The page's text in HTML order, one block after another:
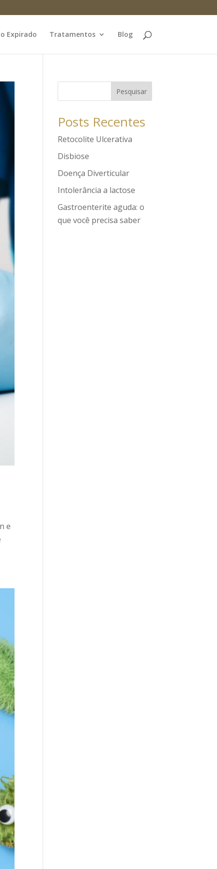
Expirado Tratamentos Blog
e
Pesquisar
Posts Recentes
Retocolite Ulcerativa
Disbiose
Doença Diverticular
Intolerância a lactose
Gastroenterite aguda: o
que você precisa saber